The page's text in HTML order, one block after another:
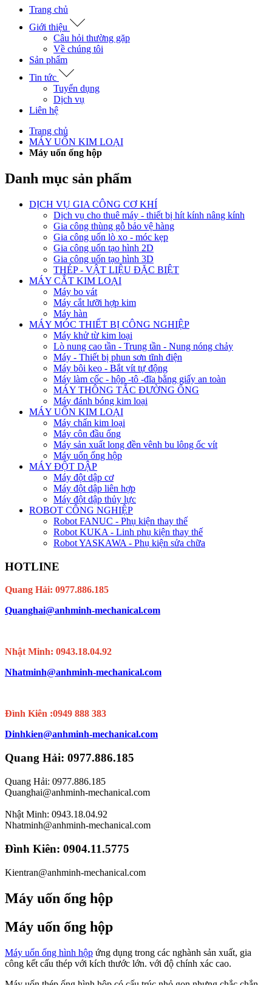
Trang chủ
Giới thiệu
Câu hỏi thường gặp
Về chúng tôi
Sản phẩm
Tin tức
Tuyển dụng
Dịch vụ
Liên hệ
Trang chủ
MÁY UỐN KIM LOẠI
Máy uốn ống hộp
Danh mục sản phẩm
DỊCH VỤ GIA CÔNG CƠ KHÍ
Dịch vụ cho thuê máy - thiết bị hít kính nâng kính
Gia công thùng gỗ bảo vệ hàng
Gia công uốn lò xo - móc kẹp
Gia công uốn tạo hình 2D
Gia công uốn tạo hình 3D
THÉP - VẬT LIỆU ĐẶC BIỆT
MÁY CẮT KIM LOẠI
Máy bo vát
Máy cắt lưỡi hợp kim
Máy hàn
MÁY MÓC THIẾT BỊ CÔNG NGHIỆP
Máy khử từ kim loại
Lò nung cao tần - Trung tần - Nung nóng chảy
Máy - Thiết bị phun sơn tĩnh điện
Máy bôi keo - Bắt vít tự động
Máy làm cốc - hộp -tô -đĩa bằng giấy an toàn
MÁY THÔNG TẮC ĐƯỜNG ỐNG
Máy đánh bóng kim loại
MÁY UỐN KIM LOẠI
Máy chấn kim loại
Máy côn đầu ống
Máy sản xuất long đền vênh bu lông ốc vít
Máy uốn ống hộp
MÁY ĐỘT DẬP
Máy đột dập cơ
Máy đột dập liên hợp
Máy đột dập thủy lực
ROBOT CÔNG NGHIỆP
Robot FANUC - Phụ kiện thay thế
Robot KUKA - Linh phụ kiện thay thế
Robot YASKAWA - Phụ kiện sửa chữa
HOTLINE
Quang Hải: 0977.886.185
Quanghai@anhminh-mechanical.com
Nhật Minh: 0943.18.04.92
Nhatminh@anhminh-mechanical.com
Đình Kiên :0949 888 383
Dinhkien@anhminh-mechanical.com
Quang Hải: 0977.886.185
Quang Hải: 0977.886.185
Quanghai@anhminh-mechanical.com
Nhật Minh: 0943.18.04.92
Nhatminh@anhminh-mechanical.com
Đình Kiên: 0904.11.5775
Kientran@anhminh-mechanical.com
Máy uốn ống hộp
Máy uốn ống hộp
Máy uốn ống hình hộp ứng dụng trong các nghành sản xuất, gia
công kết cấu thép với kích thước lớn. với độ chính xác cao.